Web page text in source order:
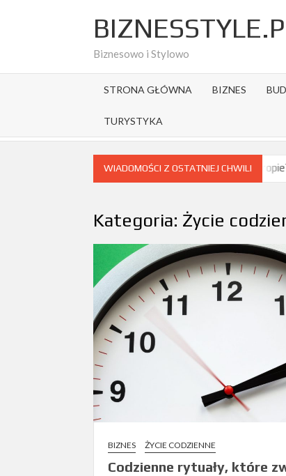
Biznesowo i Stylowo
STRONA GŁÓWNA BIZNES
TURYSTYKA
WIADOMOŚCI Z OSTATNIEJ CHWILI
wybrać destynację na citybreak w Europie? Jak
Kategoria: Życie
BIZNES ŻYCIE CODZIENNE
Codzienne rytuały, które